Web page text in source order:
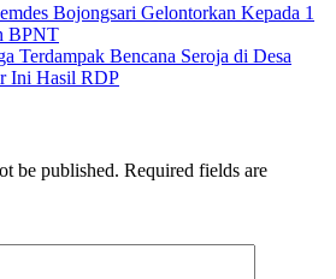
Bojongsari Gelontorkan Kepada 1
BPNT
Terdampak Bencana Seroja di Desa
Ini Hasil RDP
be published. Required fields are